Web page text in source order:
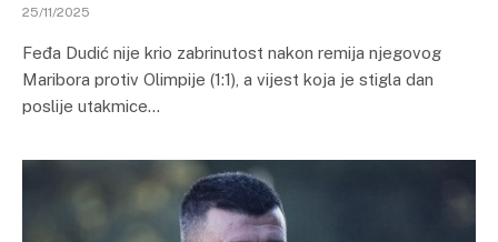
25/11/2025
Feđa Dudić nije krio zabrinutost nakon remija njegovog
Maribora protiv Olimpije (1:1), a vijest koja je stigla dan
poslije utakmice…